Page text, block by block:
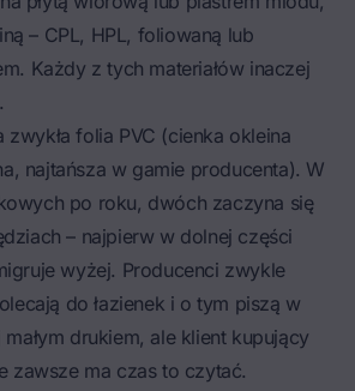
– CPL, HPL, foliowaną lub
Każdy z tych materiałów inaczej
folia PVC (cienka okleina
najtańsza w gamie producenta). W
po roku, dwóch zaczyna się
– najpierw w dolnej części
wyżej. Producenci zwykle
do łazienek i o tym piszą w
drukiem, ale klient kupujący
zawsze ma czas to czytać.